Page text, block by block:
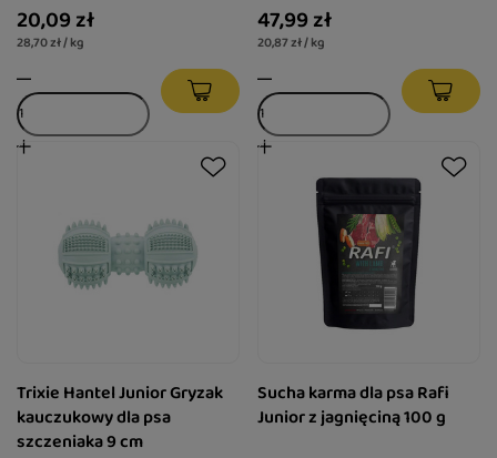
20,09 zł
28,70 zł / kg
47,99 zł
20,87 zł / kg
Trixie Hantel Junior Gryzak
kauczukowy dla psa
szczeniaka 9 cm
Sucha karma dla psa Rafi
Junior z jagnięciną 100 g